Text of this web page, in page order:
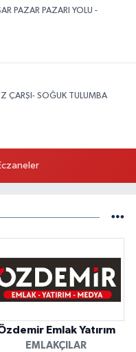
PAZAR PAZARI YOLU -
ÇARŞI- SOĞUK TULUMBA
Emlak Yatırım
EMLAKÇILAR